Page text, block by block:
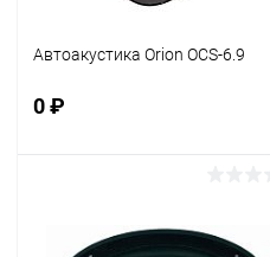
Автоакустика Orion OCS-6.9
0 ₽